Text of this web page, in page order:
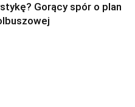
Gorący spór o plan